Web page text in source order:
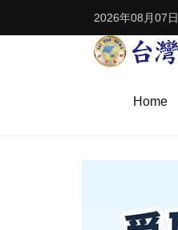
2026年08月07日
Home